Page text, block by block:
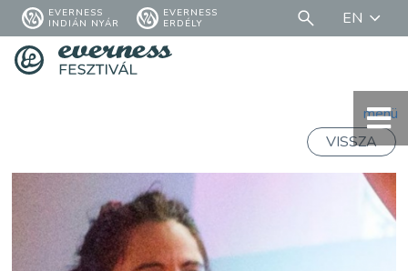
EVERNESS
INDIÁN NYÁR
EVERNESS
ERDÉLY
EN
menü
VISSZA